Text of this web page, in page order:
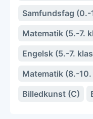
Samfundsfag (0.-
Matematik (5.-7.
Engelsk (5.-7.
Matematik (8.-10.
Billedkunst (C)